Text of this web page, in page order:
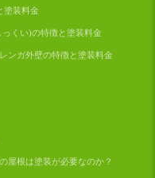
塗装料金
っくい)の特徴と塗装料金
レンガ外壁の特徴と塗装料金
屋根は塗装が必要なのか？